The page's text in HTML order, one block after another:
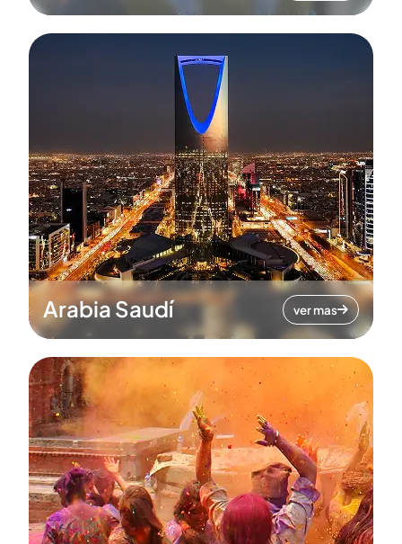
Arabia Saudí ver mas